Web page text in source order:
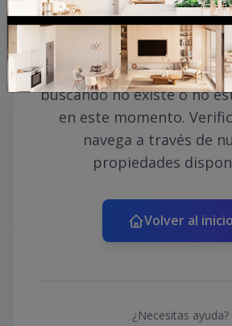
o no está
Lo sentimos, la
buscando no existe o no
en este momento.
navega a través de
propiedades
Volver al inicio
¿Necesitas ayuda?